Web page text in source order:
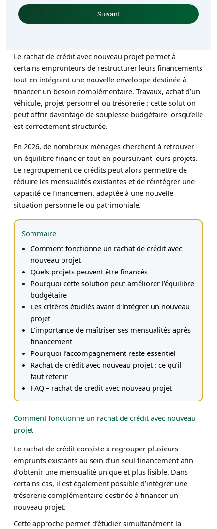
Suivant
Le rachat de crédit avec nouveau projet permet à
certains emprunteurs de restructurer leurs financements
tout en intégrant une nouvelle enveloppe destinée à
financer un besoin complémentaire. Travaux, achat d’un
véhicule, projet personnel ou trésorerie : cette solution
peut offrir davantage de souplesse budgétaire lorsqu’elle
est correctement structurée.
En 2026, de nombreux ménages cherchent à retrouver
un équilibre financier tout en poursuivant leurs projets.
Le regroupement de crédits peut alors permettre de
réduire les mensualités existantes et de réintégrer une
capacité de financement adaptée à une nouvelle
situation personnelle ou patrimoniale.
Sommaire
Comment fonctionne un rachat de crédit avec
nouveau projet
Quels projets peuvent être financés
Pourquoi cette solution peut améliorer l’équilibre
budgétaire
Les critères étudiés avant d’intégrer un nouveau
projet
L’importance de maîtriser ses mensualités après
financement
Pourquoi l’accompagnement reste essentiel
Rachat de crédit avec nouveau projet : ce qu’il
faut retenir
FAQ – rachat de crédit avec nouveau projet
Comment fonctionne un rachat de crédit avec nouveau
projet
Le rachat de crédit consiste à regrouper plusieurs
emprunts existants au sein d’un seul financement afin
d’obtenir une mensualité unique et plus lisible. Dans
certains cas, il est également possible d’intégrer une
trésorerie complémentaire destinée à financer un
nouveau projet.
Cette approche permet d’étudier simultanément la